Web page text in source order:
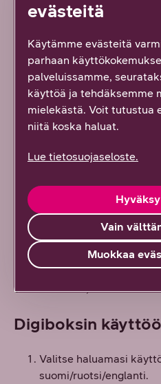
S/PDIF-tuloliitäntään.
Signaalin vieminen
vastaanottimelle
Kytke antennikaapeli
olevasta “LOOP”-liitännästä
vastaanottimesi RF-
käyttäen analogista
Liittäminen nettiin
Laite on mahdollista liittää
verkkokaapeli laitteen
nettiliittymään. 1.11.2020
kuitenkaan mahdollista
ominaisuuksia, kuten DNA
Digiboksin
Valitse haluamasi
suomi/ruotsi/englanti.
evästeitä
Käytämme evästeitä
parhaan
palveluissamme,
käyttöä ja tehdäksemme
mielekästä. Voit tutustua
niitä koska haluat.
Lue tietosuojaseloste.
Vain
Muokkaa